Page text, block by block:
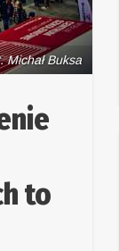
Michał Buksa
to